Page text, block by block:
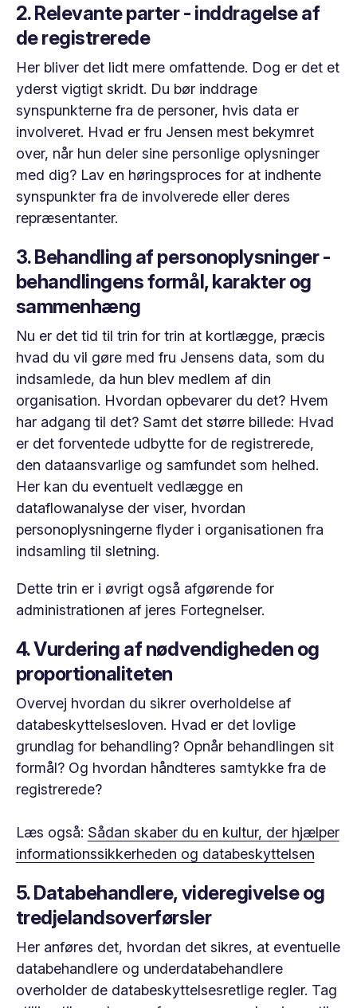
2. Relevante parter - inddragelse af
de registrerede
Her bliver det lidt mere omfattende. Dog er det et
yderst vigtigt skridt. Du bør inddrage
synspunkterne fra de personer, hvis data er
involveret. Hvad er fru Jensen mest bekymret
over, når hun deler sine personlige oplysninger
med dig? Lav en høringsproces for at indhente
synspunkter fra de involverede eller deres
repræsentanter.
3. Behandling af personoplysninger -
behandlingens formål, karakter og
sammenhæng
Nu er det tid til trin for trin at kortlægge, præcis
hvad du vil gøre med fru Jensens data, som du
indsamlede, da hun blev medlem af din
organisation. Hvordan opbevarer du det? Hvem
har adgang til det? Samt det større billede: Hvad
er det forventede udbytte for de registrerede,
den dataansvarlige og samfundet som helhed.
Her kan du eventuelt vedlægge en
dataflowanalyse der viser, hvordan
personoplysningerne flyder i organisationen fra
indsamling til sletning.
Dette trin er i øvrigt også afgørende for
administrationen af jeres Fortegnelser.
4. Vurdering af nødvendigheden og
proportionaliteten
Overvej hvordan du sikrer overholdelse af
databeskyttelsesloven. Hvad er det lovlige
grundlag for behandling? Opnår behandlingen sit
formål? Og hvordan håndteres samtykke fra de
registrerede?
Læs også: Sådan skaber du en kultur, der hjælper
informationssikkerheden og databeskyttelsen
5. Databehandlere, videregivelse og
tredjelandsoverførsler
Her anføres det, hvordan det sikres, at eventuelle
databehandlere og underdatabehandlere
overholder de databeskyttelsesretlige regler. Tag